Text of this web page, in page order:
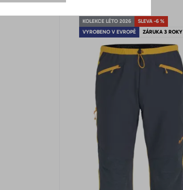
KOLEKCE LÉTO 2026
SLEVA -6 %
VYROBENO V EVROPĚ
ZÁRUKA 3 ROKY